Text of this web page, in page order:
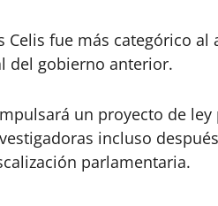
fue más categórico al
del gobierno anterior.
un proyecto de
incluso
parlamentaria.